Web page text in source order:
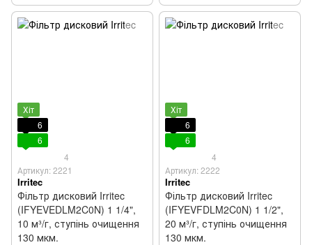
Хіт
6
6
4
Артикул: 2221
Irritec
Фільтр дисковий Irritec
(IFYEVEDLM2C0N) 1 1/4",
10 м³/г, ступінь очищення
130 мкм.
Хіт
6
6
4
Артикул: 2222
Irritec
Фільтр дисковий Irritec
(IFYEVFDLM2C0N) 1 1/2",
20 м³/г, ступінь очищення
130 мкм.